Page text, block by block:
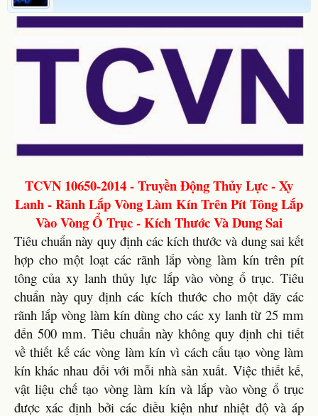
TCVN 10650-2014 - Truyền Động Thủy Lực - Xy
Lanh - Rãnh Lắp Vòng Làm Kín Trên Pít Tông Lắp
Vào Vòng Ổ Trục - Kích Thước Và Dung Sai
Tiêu chuẩn này quy định các kích thước và dung sai kết
hợp cho một loạt các rãnh lắp vòng làm kín trên pít
tông của xy lanh thủy lực lắp vào vòng ổ trục. Tiêu
chuẩn này quy định các kích thước cho một dãy các
rãnh lắp vòng làm kín dùng cho các xy lanh từ 25 mm
đến 500 mm. Tiêu chuẩn này không quy định chi tiết
về thiết kế các vòng làm kín vì cách cấu tạo vòng làm
kín khác nhau đối với mỗi nhà sản xuất. Việc thiết kế,
vật liệu chế tạo vòng làm kín và lắp vào vòng ổ trục
được xác định bởi các điều kiện như nhiệt độ và áp